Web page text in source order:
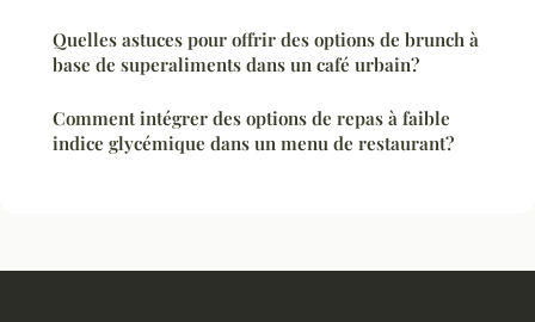
Quelles astuces pour offrir des options de brunch à
base de superaliments dans un café urbain?
Comment intégrer des options de repas à faible
indice glycémique dans un menu de restaurant?